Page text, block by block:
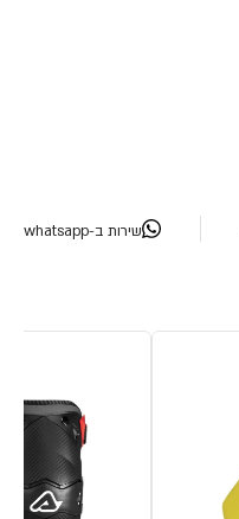
שירות ב-whatsapp